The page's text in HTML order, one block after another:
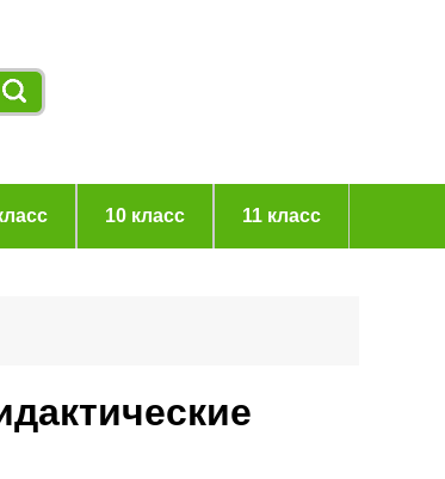
10 класс 11 класс